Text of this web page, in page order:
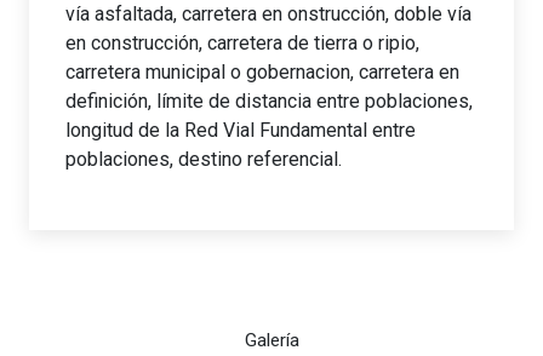
vía asfaltada, carretera en onstrucción, doble vía
en construcción, carretera de tierra o ripio,
carretera municipal o gobernacion, carretera en
definición, límite de distancia entre poblaciones,
longitud de la Red Vial Fundamental entre
poblaciones, destino referencial.
Galería